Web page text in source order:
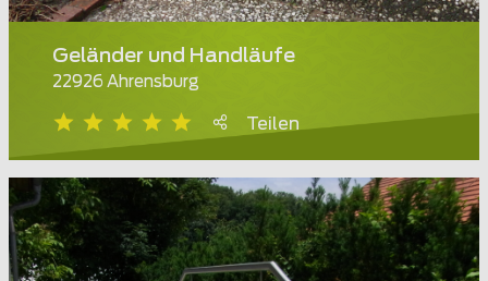
Geländer und Handläufe
22926 Ahrensburg
Teilen